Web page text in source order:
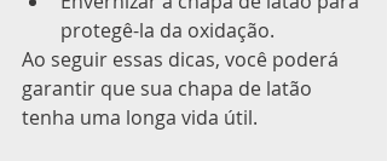
protegê-la da oxidação.
Ao seguir essas dicas, você poderá
garantir que sua chapa de latão
tenha uma longa vida útil.